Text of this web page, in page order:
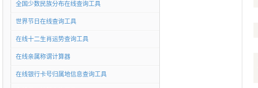
全国少数民族分布在线查询工具
世界节日在线查询工具
在线十二生肖运势查询工具
在线亲属称谓计算器
在线银行卡号归属地信息查询工具